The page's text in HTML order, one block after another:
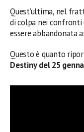
Quest’ultima, nel
di colpa nei confronti
essere abbandonata
Questo è quanto
Destiny del 25